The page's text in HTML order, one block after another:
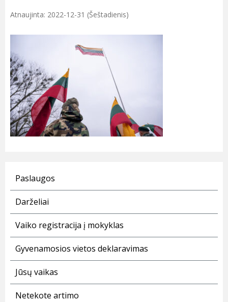
Atnaujinta: 2022-12-31 (Šeštadienis)
Paslaugos
Darželiai
Vaiko registracija į mokyklas
Gyvenamosios vietos deklaravimas
Jūsų vaikas
Netekote artimo